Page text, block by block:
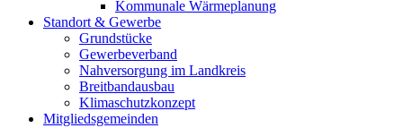
Kommunale Wärmeplanung
Standort & Gewerbe
Grundstücke
Gewerbeverband
Nahversorgung im Landkreis
Breitbandausbau
Klimaschutzkonzept
Mitgliedsgemeinden